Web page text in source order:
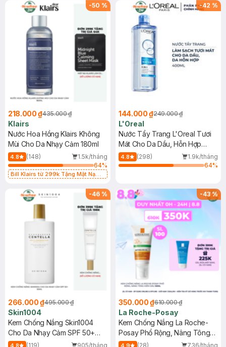
-50 %
218.000 ₫435.000 ₫
Klairs
Nước Hoa Hồng Klairs Không
Mùi Cho Da Nhạy Cảm 180ml
4.8 (148)
1.5k/tháng
64%
Bill Klairs từ 299k Tặng Mặt Nạ
25ml (SL Có Hạn)
-42 %
144.000 ₫249.000 ₫
L'Oreal
Nước Tẩy Trang L'Oreal Tươi
Mát Cho Da Dầu, Hỗn Hợp
400ml
4.8 (298)
1.9k/tháng
64%
-46 %
266.000 ₫495.000 ₫
Skin1004
Kem Chống Nắng Skin1004
Cho Da Nhạy Cảm SPF 50+
50ml
4.8 (119) 905/tháng
-43%
350.000 ₫610.000 ₫
La Roche-Posay
Kem Chống Nắng La Roche-
Posay Phổ Rộng, Nâng Tông
Kiềm Dầu 50ml
4.9 (28) 736/tháng